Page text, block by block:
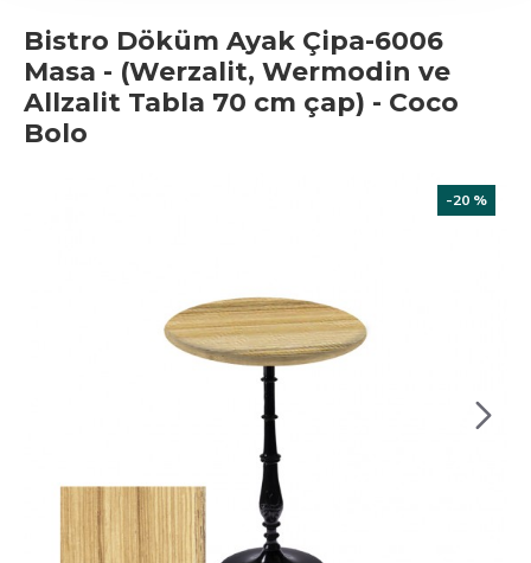
Bistro Döküm Ayak Çipa-6006
Masa - (Werzalit, Wermodin ve
Allzalit Tabla 70 cm çap) - Coco
Bolo
-20 %